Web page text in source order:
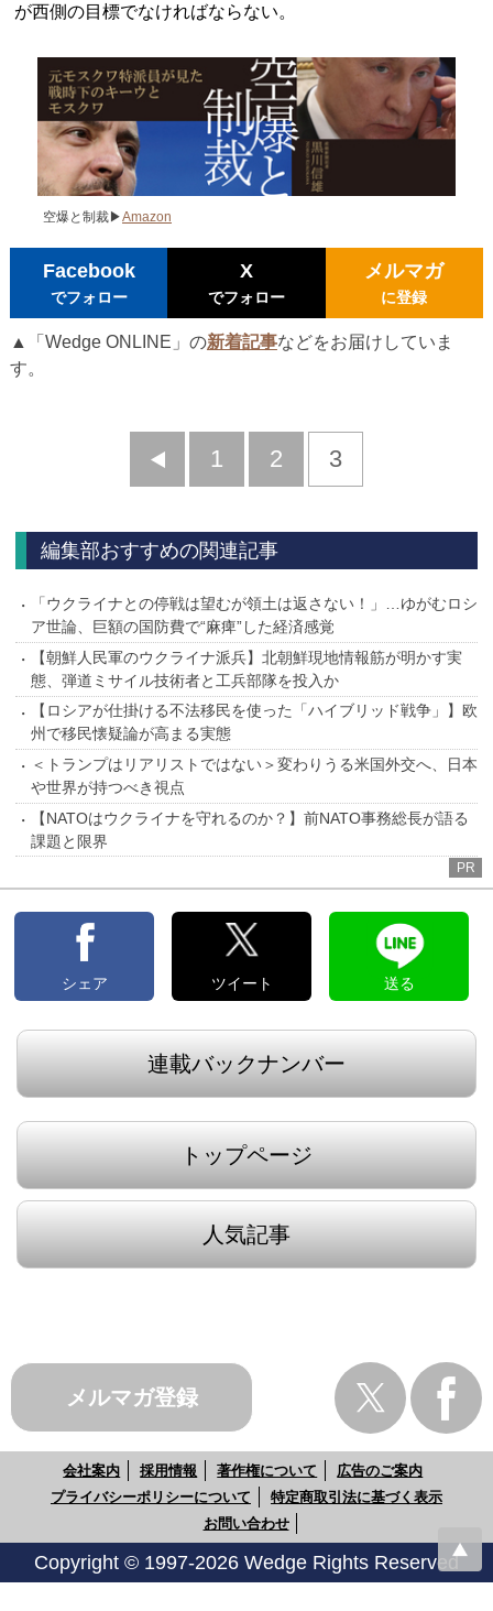
が西側の目標でなければならない。
空爆と制裁▶Amazon
Facebook
でフォロー
X
でフォロー
メルマガ
に登録
▲「Wedge ONLINE」の新着記事などをお届けしていま
す。
前
1 2 3
編集部おすすめの関連記事
「ウクライナとの停戦は望むが領土は返さない！」…ゆがむロシ
ア世論、巨額の国防費で“麻痺”した経済感覚
【朝鮮人民軍のウクライナ派兵】北朝鮮現地情報筋が明かす実
態、弾道ミサイル技術者と工兵部隊を投入か
【ロシアが仕掛ける不法移民を使った「ハイブリッド戦争」】欧
州で移民懐疑論が高まる実態
＜トランプはリアリストではない＞変わりうる米国外交へ、日本
や世界が持つべき視点
【NATOはウクライナを守れるのか？】前NATO事務総長が語る
課題と限界
PR
シェア ツイート 送る
連載バックナンバー
トップページ
人気記事
メルマガ登録
会社案内 採用情報 著作権について
広告のご案内
プライバシーポリシーについて
特定商取引法に基づく表示
お問い合わせ
Copyright © 1997-2026 Wedge Rights Reserved